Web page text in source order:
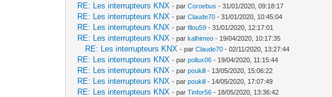
RE: Les interrupteurs KNX - parCoroebus - 31/01/2020, 09:18:17
RE: Les interrupteurs KNX - parClaude70 - 31/01/2020, 10:45:04
RE: Les interrupteurs KNX - parfilou59 - 31/01/2020, 12:17:01
RE: Les interrupteurs KNX - parkalhimeo - 19/04/2020, 10:17:35
RE: Les interrupteurs KNX - parClaude70 - 02/11/2020, 13:27:44
RE: Les interrupteurs KNX - parpollux06 - 19/04/2020, 11:15:44
RE: Les interrupteurs KNX - parpoukill - 13/05/2020, 15:06:22
RE: Les interrupteurs KNX - parpoukill - 14/05/2020, 17:07:49
RE: Les interrupteurs KNX - parTinfor56 - 18/05/2020, 13:36:42